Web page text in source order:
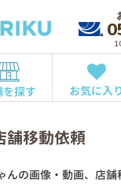
を探す お気に入
舗移動依頼
んの画像・動画、店